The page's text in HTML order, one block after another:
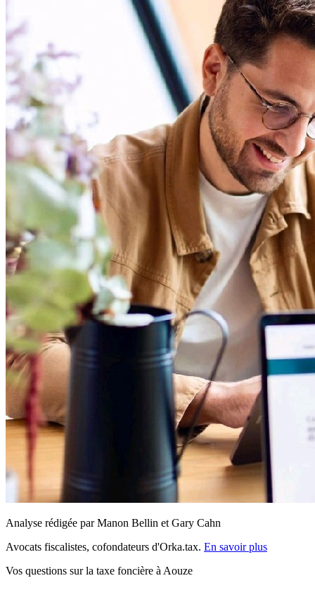
Analyse rédigée par Manon Bellin et Gary Cahn
Avocats fiscalistes, cofondateurs d'Orka.tax. En savoir plus
Vos questions sur la taxe foncière à Aouze